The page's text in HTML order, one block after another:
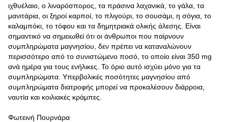
ιχθυέλαιο, ο λιναρόσπορος, τα πράσινα λαχανικά, το γάλα, τα
μανιτάρια, οι ξηροί καρποί, το πλιγούρι, το σουσάμι, η σόγια, το
καλαμπόκι, το τόφου και τα δημητριακά ολικής άλεσης. Είναι
σημαντικό να σημειωθεί ότι οι άνθρωποι που παίρνουν
συμπληρώματα μαγνησίου, δεν πρέπει να καταναλώνουν
περισσότερο από το συνιστώμενο ποσό, το οποίο είναι 350 mg
ανά ημέρα για τους ενήλικες. Το όριο αυτό ισχύει μόνο για τα
συμπληρώματα. Υπερβολικές ποσότητες μαγνησίου από
συμπληρώματα διατροφής μπορεί να προκαλέσουν διάρροια,
ναυτία και κοιλιακές κράμπες.
Φωτεινή Πουρνάρα